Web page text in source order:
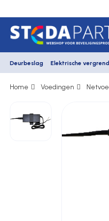
Deurbeslag Elektrische
Deurbeslag
Elektrische vergrendeling
Home Voedingen